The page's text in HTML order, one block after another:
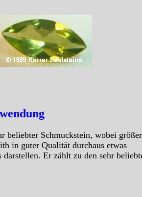
beliebter Schmuckstein, wobei
in guter Qualität durchaus etwas
darstellen. Er zählt zu den sehr